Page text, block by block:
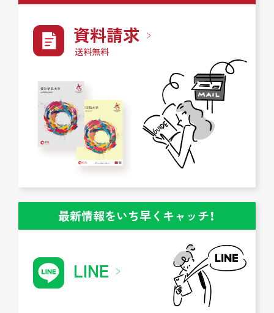
資料請求
送料無料
最新情報をいち早くキャッチ！
LINE